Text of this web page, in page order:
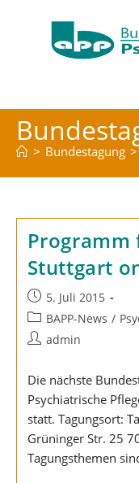
> Bundestagung >
Programm
Stuttgart
Beitrag
veröffentlicht:
5. Juli 2015
Beitrags-
Kategorie:
BAPP-News /
Beitrags-
admin
Die nächste
Psychiatrische
statt. Tagungsort:
Grüninger Str. 25
Tagungsthemen